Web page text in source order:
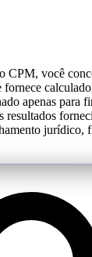
CPM, você
apenas para
resultados
jurídico,